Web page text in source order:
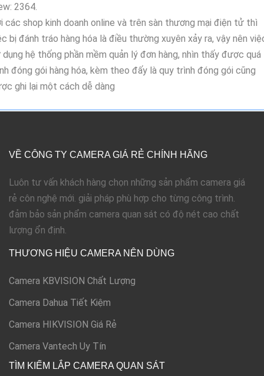
2364.
các shop kinh doanh online và trên sàn thương mại điện tử thì
bị đánh tráo hàng hóa là điều thường xuyên xảy ra, vậy nên
dụng hệ thống phần mềm quản lý đơn hàng, nhìn thấy được quá
đóng gói hàng hóa, kèm theo đấy là quy trình đóng gói cũng
ghi lại một cách dễ dàng
VỀ CÔNG TY CAMERA GIÁ RẺ CHÍNH HÃNG
Luôn tư vấn khách hàng chọn những sản phẩm camera giá
rẻ côn nghệ mới. giải pháp phù hợp cho từng công trình.
đảm bảo sản phẩm camera quan sát có độ nét cao chất
lượng ổn định.
THƯƠNG HIỆU CAMERA NÊN DÙNG
Camera KBVISION Chất Lượng
Camera Dahua Tiết Kiệm
Camera HIKVISION Giá Rẻ
Camera Vantech Uy Tín
TÌM KIẾM LẮP CAMERA QUAN SÁT